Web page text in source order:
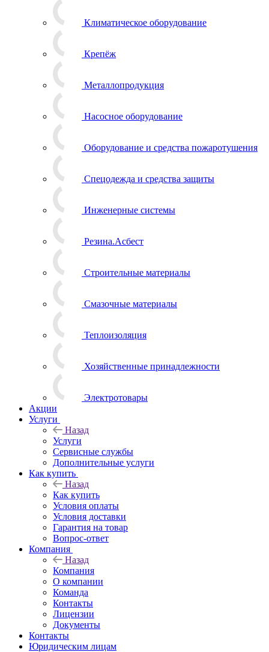
Климатическое оборудование
Крепёж
Металлопродукция
Насосное оборудование
Оборудование и средства пожаротушения
Спецодежда и средства защиты
Инженерные системы
Резина.Асбест
Строительные материалы
Смазочные материалы
Теплоизоляция
Хозяйственные принадлежности
Электротовары
Акции
Услуги
Назад
Услуги
Сервисные службы
Дополнительные услуги
Как купить
Назад
Как купить
Условия оплаты
Условия доставки
Гарантия на товар
Вопрос-ответ
Компания
Назад
Компания
О компании
Команда
Контакты
Лицензии
Документы
Контакты
Юридическим лицам